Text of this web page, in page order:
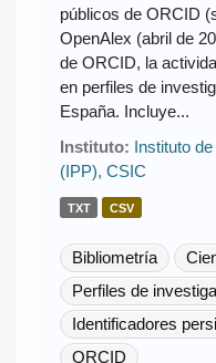
públicos de ORCID
OpenAlex (abril de
de ORCID, la
en perfiles de
España. Incluye...
Instituto: Instituto
(IPP), CSIC
TXT CSV
Bibliometría
Perfiles de
Identificadores
ORCID